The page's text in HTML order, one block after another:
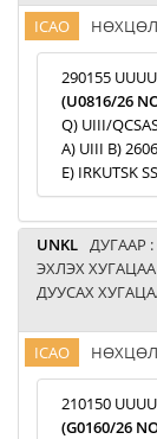
ICAO НӨХЦӨЛ
290155
(U0816/26
Q) UIII/
A) UIII B)
E) IRKUTSK
UNKL ДУГААР :
ЭХЛЭХ ХУГАЦАА
ДУУСАХ
ICAO НӨХЦӨЛ
210150
(G0160/26